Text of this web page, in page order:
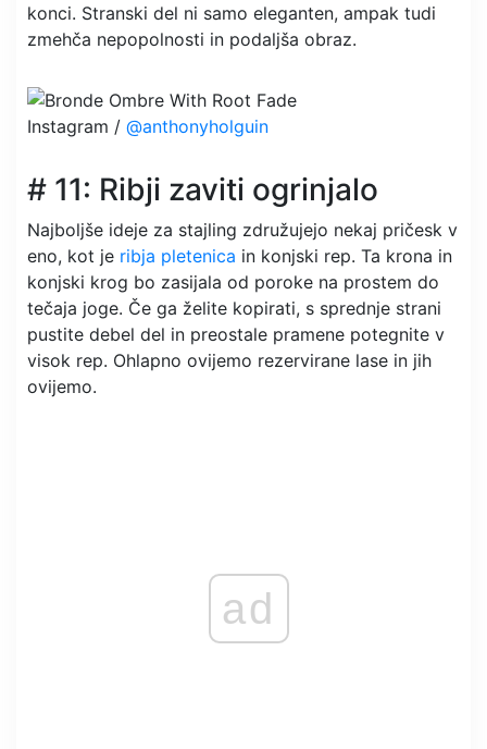
konci. Stranski del ni samo eleganten, ampak tudi
zmehča nepopolnosti in podaljša obraz.
Instagram / @anthonyholguin
# 11: Ribji zaviti ogrinjalo
Najboljše ideje za stajling združujejo nekaj pričesk v
eno, kot je ribja pletenica in konjski rep. Ta krona in
konjski krog bo zasijala od poroke na prostem do
tečaja joge. Če ga želite kopirati, s sprednje strani
pustite debel del in preostale pramene potegnite v
visok rep. Ohlapno ovijemo rezervirane lase in jih
ovijemo.
ad